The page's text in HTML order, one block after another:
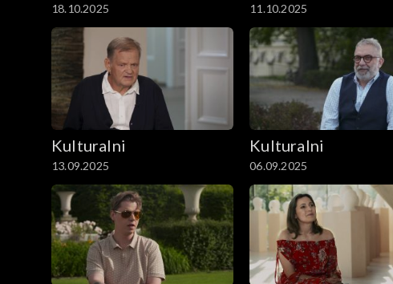
18.10.2025 11.10.2025
Kulturalni
13.09.2025
Kulturalni
06.09.2025